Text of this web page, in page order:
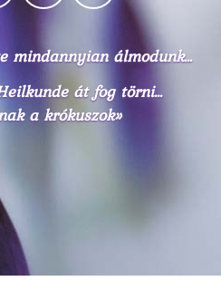
mindannyian álmodunk...
át fog törni...
a krókuszok»